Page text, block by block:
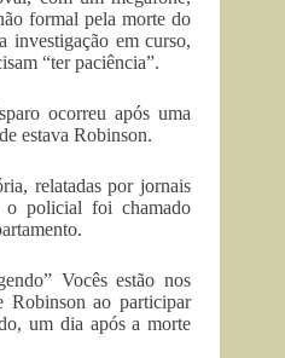
formal pela morte do
investigação em curso,
“ter paciência”.
ocorreu após uma
estava Robinson.
relatadas por jornais
o policial foi chamado
Vocês estão nos
Robinson ao participar
um dia após a morte